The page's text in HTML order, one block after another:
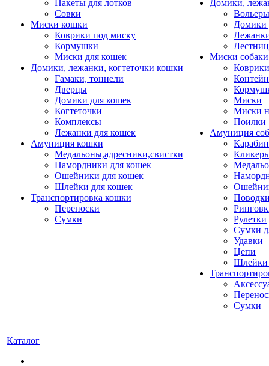
Пакеты для лотков
Совки
Миски кошки
Коврики под миску
Кормушки
Миски для кошек
Домики, лежанки, когтеточки кошки
Гамаки, тоннели
Дверцы
Домики для кошек
Когтеточки
Комплексы
Лежанки для кошек
Амуниция кошки
Медальоны,адресники,свистки
Намордники для кошек
Ошейники для кошек
Шлейки для кошек
Транспортировка кошки
Переноски
Сумки
Домики,
Домики
Миски собаки
Миски
Миски
Поилки
Амуниция
Рулетки
Сумки
Удавки
Цепи
Шлейки
Сумки
Каталог